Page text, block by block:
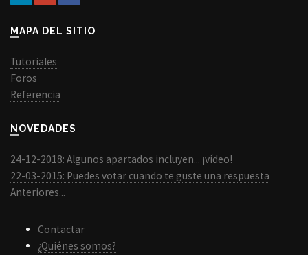
MAPA DEL SITIO
Tutoriales
Foros
Referencia
NOVEDADES
24-12-2018: Algunos apartados incluyen... ¡vídeo!
22-03-2015: Puedes votar cuando te guste una respuesta
Anteriores...
Contactar
¿Quiénes somos?